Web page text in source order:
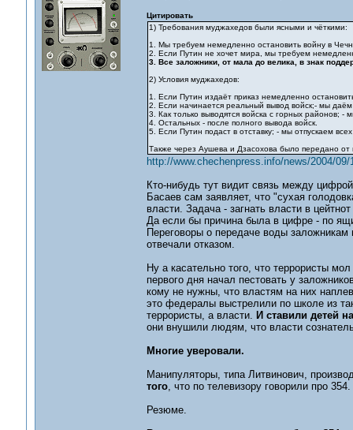
Цитировать
1) Требования муджахедов были ясными и чёткими:
1. Мы требуем немедленно остановить войну в
2. Если Путин не хочет мира, мы требуем
3. Все заложники, от мала до велика, в знак
2) Условия муджахедов:
1. Если Путин издаёт приказ немедленно
2. Если начинается реальный вывод войск;- мы даём
3. Как только выводятся войска с горных районов; -
4. Остальных - после полного вывода войск.
5. Если Путин подаст в отставку; - мы отпускаем
Также через Аушева и Дзасохова было передано
http://www.chechenpress.info/news/2004/
Кто-нибудь тут видит связь между
Басаев сам заявляет, что "сухая
власти. Задача - загнать власти в
Да если бы причина была в цифре - по
Переговоры о передаче воды
отвечали отказом.
Ну а касательно того, что террористы
первого дня начал пестовать у
кому не нужны, что властям на них
это федералы выстрелили по школе из
террористы, а власти. И ставили детей
они внушили людям, что власти
Многие уверовали.
Манипуляторы, типа Литвинович,
того, что по телевизору говорили про 354.
Резюме.